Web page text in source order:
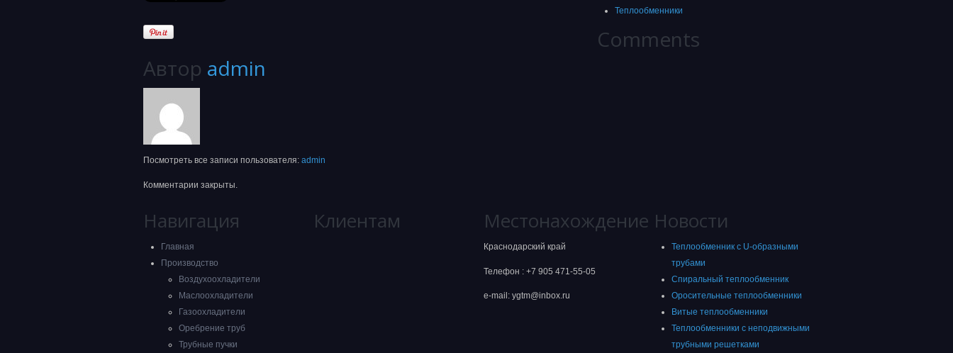
Автор admin
Посмотреть все записи пользователя: admin
Комментарии закрыты.
Теплообменники
Comments
Навигация
Главная
Производство
Воздухоохладители
Маслоохладители
Газоохладители
Оребрение труб
Трубные пучки
Клиентам Местонахождение
Краснодарский край
Телефон : +7 905 471-55-05
e-mail: ygtm@inbox.ru
Новости
Теплообменник с U-образными
трубами
Спиральный теплообменник
Оросительные теплообменники
Витые теплообменники
Теплообменники с неподвижными
трубными решетками